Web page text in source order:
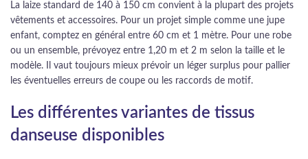
La laize standard de 140 à 150 cm convient à la plupart des projets
vêtements et accessoires. Pour un projet simple comme une jupe
enfant, comptez en général entre 60 cm et 1 mètre. Pour une robe
ou un ensemble, prévoyez entre 1,20 m et 2 m selon la taille et le
modèle. Il vaut toujours mieux prévoir un léger surplus pour pallier
les éventuelles erreurs de coupe ou les raccords de motif.
Les différentes variantes de tissus
danseuse disponibles